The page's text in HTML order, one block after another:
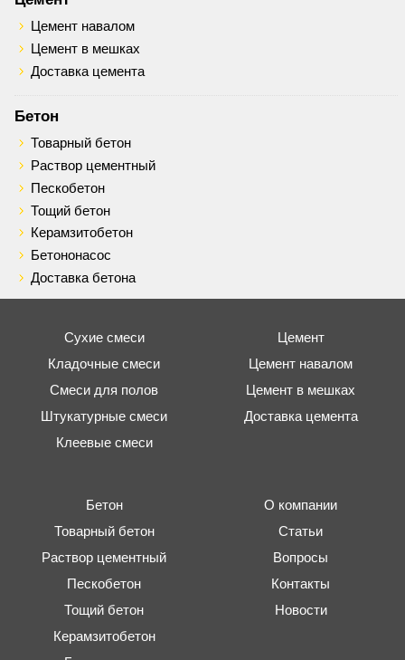
Цемент навалом
Цемент в мешках
Доставка цемента
Бетон
Товарный бетон
Раствор цементный
Пескобетон
Тощий бетон
Керамзитобетон
Бетононасос
Доставка бетона
Сухие смеси
Кладочные смеси
Смеси для полов
Штукатурные смеси
Клеевые смеси
Цемент
Цемент навалом
Цемент в мешках
Доставка цемента
Бетон
Товарный бетон
Раствор цементный
Пескобетон
Тощий бетон
Керамзитобетон
О компании
Статьи
Вопросы
Контакты
Новости